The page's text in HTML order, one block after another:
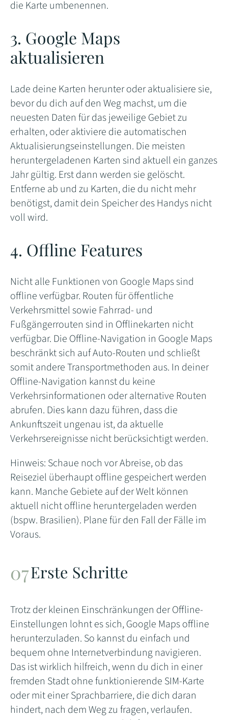
die Karte umbenennen.
3. Google Maps
aktualisieren
Lade deine Karten herunter oder aktualisiere sie,
bevor du dich auf den Weg machst, um die
neuesten Daten für das jeweilige Gebiet zu
erhalten, oder aktiviere die automatischen
Aktualisierungseinstellungen. Die meisten
heruntergeladenen Karten sind aktuell ein ganzes
Jahr gültig. Erst dann werden sie gelöscht.
Entferne ab und zu Karten, die du nicht mehr
benötigst, damit dein Speicher des Handys nicht
voll wird.
4. Offline Features
Nicht alle Funktionen von Google Maps sind
offline verfügbar. Routen für öffentliche
Verkehrsmittel sowie Fahrrad- und
Fußgängerrouten sind in Offlinekarten nicht
verfügbar. Die Offline-Navigation in Google Maps
beschränkt sich auf Auto-Routen und schließt
somit andere Transportmethoden aus. In deiner
Offline-Navigation kannst du keine
Verkehrsinformationen oder alternative Routen
abrufen. Dies kann dazu führen, dass die
Ankunftszeit ungenau ist, da aktuelle
Verkehrsereignisse nicht berücksichtigt werden.
Hinweis: Schaue noch vor Abreise, ob das
Reiseziel überhaupt offline gespeichert werden
kann. Manche Gebiete auf der Welt können
aktuell nicht offline heruntergeladen werden
(bspw. Brasilien). Plane für den Fall der Fälle im
Voraus.
Erste Schritte
Trotz der kleinen Einschränkungen der Offline-
Einstellungen lohnt es sich, Google Maps offline
herunterzuladen. So kannst du einfach und
bequem ohne Internetverbindung navigieren.
Das ist wirklich hilfreich, wenn du dich in einer
fremden Stadt ohne funktionierende SIM-Karte
oder mit einer Sprachbarriere, die dich daran
hindert, nach dem Weg zu fragen, verlaufen.